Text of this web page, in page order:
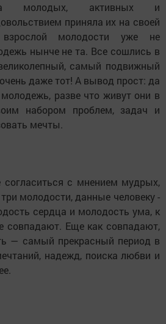
молодых, активных и
приняла их на своей
молодости уже не
нынче не та. Все сошлись в
самый подвижный
даже тот! А вывод прост: да
разве что живут они в
набором проблем, задач и
мечты.
согласиться с мнением мудрых,
молодости, данные человеку -
сердца и молодость ума, к
совпадают. Еще как совпадают,
— самый прекрасный период в
надежд, поиска любви и